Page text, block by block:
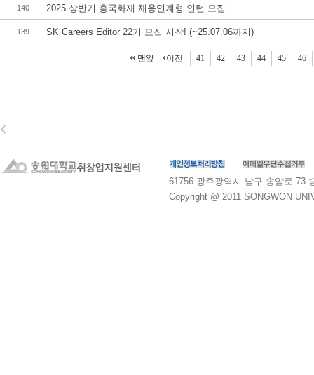
140 2025 상반기 흥국화재 채용연계형 인턴 모집
139 SK Careers Editor 22기 모집 시작! (~25.07.06까지)
맨앞 이전 41 42 43 44 45 46
61756 광주광역시 남구 송암로 73
Copyright @ 2011 SONGWON